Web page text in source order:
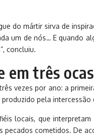
do mártir sirva de
um de nós… E quando
concluiu.
em três
vezes por ano: a
pela
locais, que
pecados cometidos. De